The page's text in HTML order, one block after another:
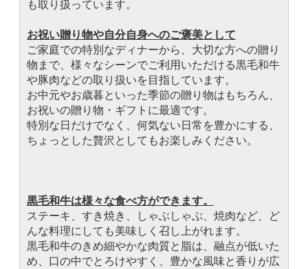
も取り扱っています。
お祝い贈り物や自分自身へのご褒美として
ご家庭での特別なディナーから、大切な方への贈り
物まで、様々なシーンでご利用いただける黒毛和牛
や豚肉などの取り扱いを目指しています。
お中元やお歳暮といった季節の贈り物はもちろん、
お祝いの贈り物・ギフトに最適です。
特別な日だけでなく、何気ない日常を豊かにする、
ちょっとした贅沢としてもお楽しみください。
黒毛和牛は様々な食べ方ができます。
ステーキ、すき焼き、しゃぶしゃぶ、焼肉など、ど
んな料理にしても美味しく召し上がれます。
黒毛和牛のきめ細やかな肉質と脂は、融点が低いた
め、口の中でとろけやすく、豊かな風味と香りが広